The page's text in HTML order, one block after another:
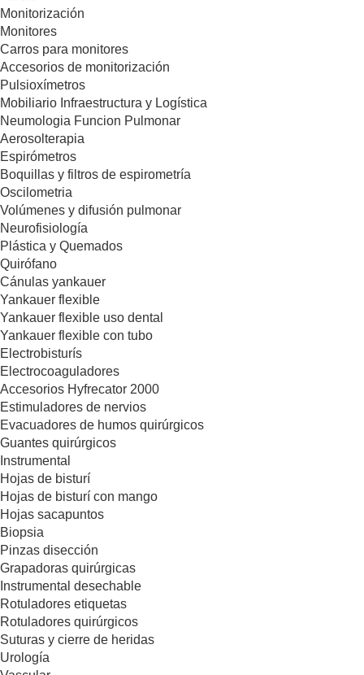
Monitorización
Monitores
Carros para monitores
Accesorios de monitorización
Pulsioxímetros
Mobiliario Infraestructura y Logística
Neumologia Funcion Pulmonar
Aerosolterapia
Espirómetros
Boquillas y filtros de espirometría
Oscilometria
Volúmenes y difusión pulmonar
Neurofisiología
Plástica y Quemados
Quirófano
Cánulas yankauer
Yankauer flexible
Yankauer flexible uso dental
Yankauer flexible con tubo
Electrobisturís
Electrocoaguladores
Accesorios Hyfrecator 2000
Estimuladores de nervios
Evacuadores de humos quirúrgicos
Guantes quirúrgicos
Instrumental
Hojas de bisturí
Hojas de bisturí con mango
Hojas sacapuntos
Biopsia
Pinzas disección
Grapadoras quirúrgicas
Instrumental desechable
Rotuladores etiquetas
Rotuladores quirúrgicos
Suturas y cierre de heridas
Urología